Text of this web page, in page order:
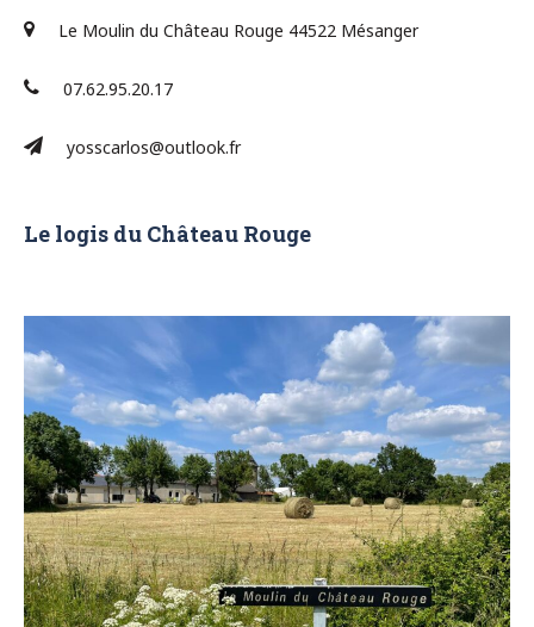
Le Moulin du Château Rouge 44522 Mésanger
07.62.95.20.17
yosscarlos@outlook.fr
Le logis du Château Rouge